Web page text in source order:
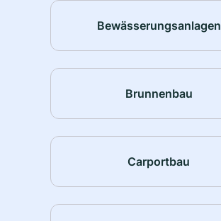
Bewässerungsanlagen
Brunnenbau
Carportbau